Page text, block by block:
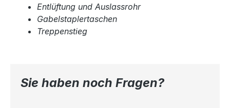
Entlüftung und Auslassrohr
Gabelstaplertaschen
Treppenstieg
Sie haben noch Fragen?